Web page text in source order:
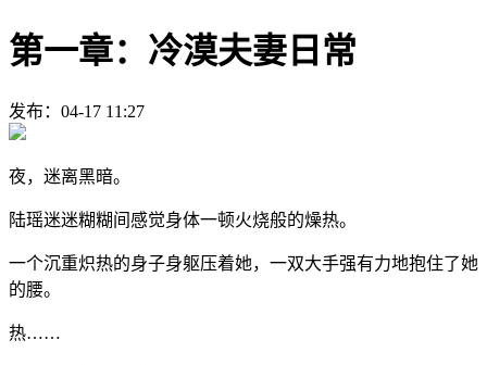
第一章：冷漠夫妻日常
发布：04-17 11:27
夜，迷离黑暗。
陆瑶迷迷糊糊间感觉身体一顿火烧般的燥热。
一个沉重炽热的身子身躯压着她，一双大手强有力地抱住了她
的腰。
热……